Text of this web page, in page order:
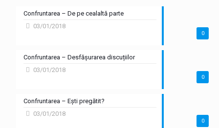
0
Confruntarea – De pe cealaltă parte
03/01/2018
0
Confruntarea – Desfășurarea discuțiilor
03/01/2018
0
Confruntarea – Ești pregătit?
03/01/2018